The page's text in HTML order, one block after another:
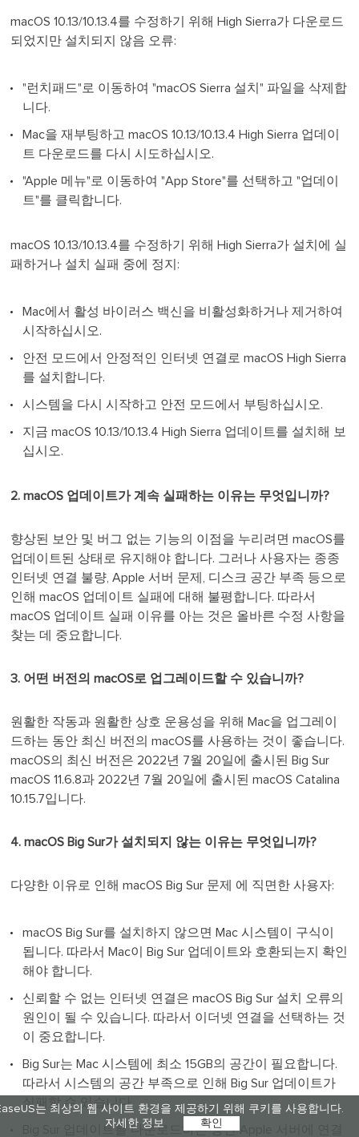
는 최상의 웹 사이트 환경을 제공하기 위해 쿠키를 사용합니다.
자세한 정보
확인
macOS 10.13/10.13.4를 수정하기 위해 High Sierra가 다운로드
되었지만 설치되지 않음 오류:
"런치패드"로 이동하여 "macOS Sierra 설치" 파일을 삭제합
니다.
Mac을 재부팅하고 macOS 10.13/10.13.4 High Sierra 업데이
트 다운로드를 다시 시도하십시오.
"Apple 메뉴"로 이동하여 "App Store"를 선택하고 "업데이
트"를 클릭합니다.
macOS 10.13/10.13.4를 수정하기 위해 High Sierra가 설치에 실
패하거나 설치 실패 중에 정지:
Mac에서 활성 바이러스 백신을 비활성화하거나 제거하여
시작하십시오.
안전 모드에서 안정적인 인터넷 연결로 macOS High Sierra
를 설치합니다.
시스템을 다시 시작하고 안전 모드에서 부팅하십시오.
지금 macOS 10.13/10.13.4 High Sierra 업데이트를 설치해 보
십시오.
2. macOS 업데이트가 계속 실패하는 이유는 무엇입니까?
향상된 보안 및 버그 없는 기능의 이점을 누리려면 macOS를
업데이트된 상태로 유지해야 합니다. 그러나 사용자는 종종
인터넷 연결 불량, Apple 서버 문제, 디스크 공간 부족 등으로
인해 macOS 업데이트 실패에 대해 불평합니다. 따라서
macOS 업데이트 실패 이유를 아는 것은 올바른 수정 사항을
찾는 데 중요합니다.
3. 어떤 버전의 macOS로 업그레이드할 수 있습니까?
원활한 작동과 원활한 상호 운용성을 위해 Mac을 업그레이
드하는 동안 최신 버전의 macOS를 사용하는 것이 좋습니다.
macOS의 최신 버전은 2022년 7월 20일에 출시된 Big Sur
macOS 11.6.8과 2022년 7월 20일에 출시된 macOS Catalina
10.15.7입니다.
4. macOS Big Sur가 설치되지 않는 이유는 무엇입니까?
다양한 이유로 인해 macOS Big Sur 문제 에 직면한 사용자:
macOS Big Sur를 설치하지 않으면 Mac 시스템이 구식이
됩니다. 따라서 Mac이 Big Sur 업데이트와 호환되는지 확인
해야 합니다.
신뢰할 수 없는 인터넷 연결은 macOS Big Sur 설치 오류의
원인이 될 수 있습니다. 따라서 이더넷 연결을 선택하는 것
이 중요합니다.
Big Sur는 Mac 시스템에 최소 15GB의 공간이 필요합니다.
따라서 시스템의 공간 부족으로 인해 Big Sur 업데이트가
실패할 수 있습니다.
Big Sur 업데이트를 다운로드하는 동안 Apple 서버에 연결